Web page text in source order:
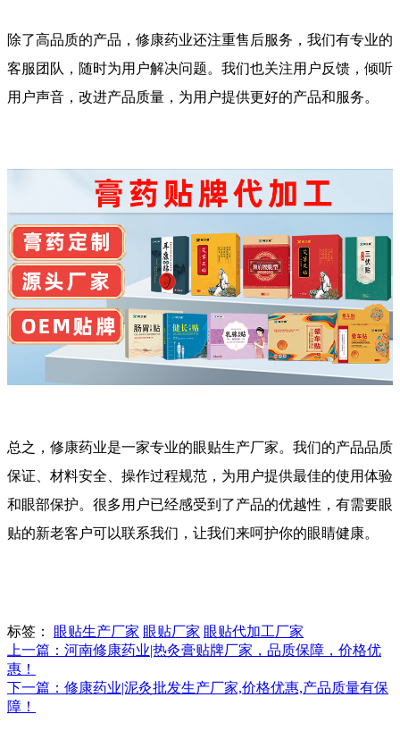
除了高品质的产品，修康药业还注重售后服务，我们有专业的
客服团队，随时为用户解决问题。我们也关注用户反馈，倾听
用户声音，改进产品质量，为用户提供更好的产品和服务。
总之，修康药业是一家专业的眼贴生产厂家。我们的产品品质
保证、材料安全、操作过程规范，为用户提供最佳的使用体验
和眼部保护。很多用户已经感受到了产品的优越性，有需要眼
贴的新老客户可以联系我们，让我们来呵护你的眼睛健康。
标签： 眼贴生产厂家 眼贴厂家 眼贴代加工厂家
上一篇：河南修康药业|热灸膏贴牌厂家，品质保障，价格优
惠！
下一篇：修康药业|泥灸批发生产厂家,价格优惠,产品质量有保
障！